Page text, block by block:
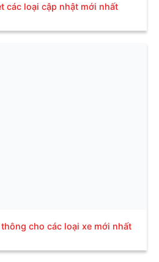
các loại cập nhật mới nhất
cho các loại xe mới nhất